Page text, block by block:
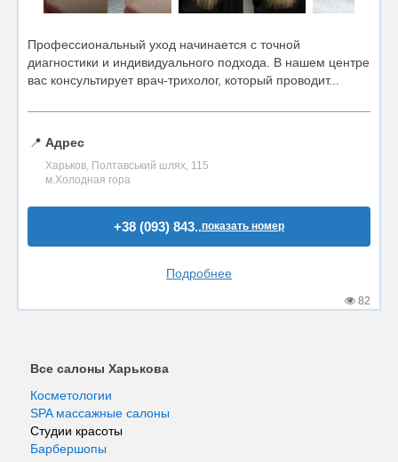
Профессиональный уход начинается с точной
диагностики и индивидуального подхода. В нашем центре
вас консультирует врач-трихолог, который проводит...
📍 Адрес
Харьков, Полтавський шлях, 115
м.Холодная гора
+38 (093) 843..показать номер
Подробнее
82
Все салоны Харькова
Косметологии
SPA массажные салоны
Студии красоты
Барбершопы